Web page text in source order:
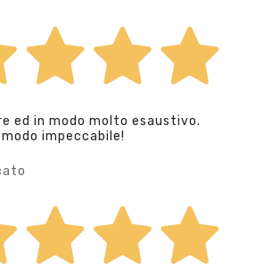
ed in modo molto esaustivo.
impeccabile!